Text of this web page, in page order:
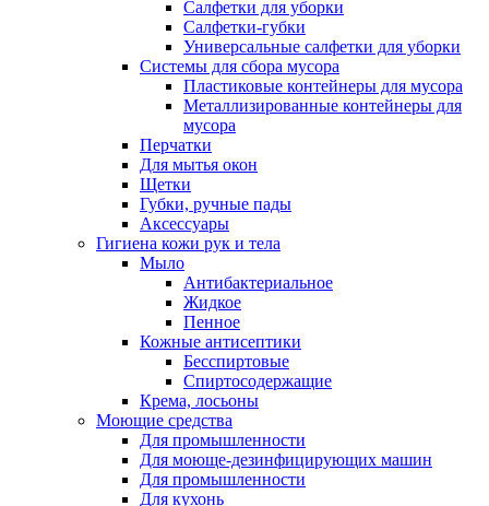
Салфетки для уборки
Салфетки-губки
Универсальные салфетки для уборки
Системы для сбора мусора
Пластиковые контейнеры для мусора
Металлизированные контейнеры для
мусора
Перчатки
Для мытья окон
Щетки
Губки, ручные пады
Аксессуары
Гигиена кожи рук и тела
Мыло
Антибактериальное
Жидкое
Пенное
Кожные антисептики
Бесспиртовые
Cпиртосодержащие
Крема, лосьоны
Моющие средства
Для промышленности
Для моюще-дезинфицирующих машин
Для промышленности
Для кухонь